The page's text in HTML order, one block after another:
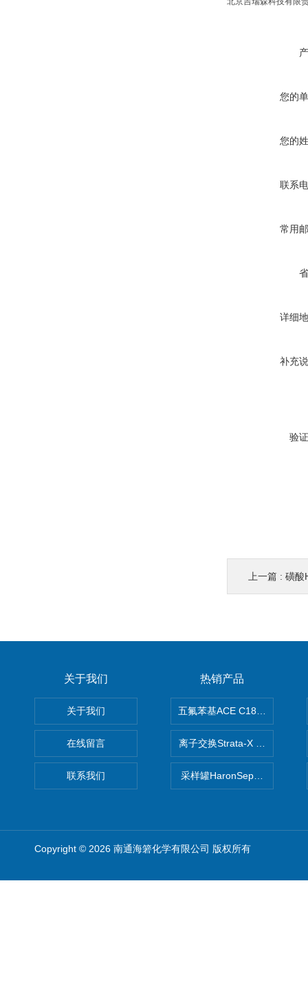
您的
您的
联系
常用
详细
补充
验
上一篇 : 磺酸
关于我们
关于我们
在线留言
联系我们
热销产品
五氟苯基ACE C18-PFP色谱柱
离子交换Strata-X SPE聚合物
采样罐HaronSep国产苏玛罐
Copyright © 2026 南通海箬化学有限公司 版权所有